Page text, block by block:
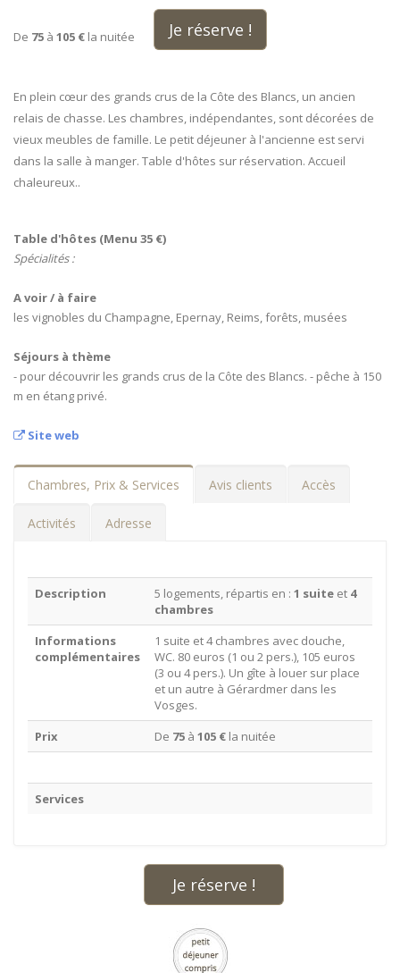
De 75 à 105 € la nuitée Je réserve !
En plein cœur des grands crus de la Côte des Blancs, un ancien
relais de chasse. Les chambres, indépendantes, sont décorées de
vieux meubles de famille. Le petit déjeuner à l'ancienne est servi
dans la salle à manger. Table d'hôtes sur réservation. Accueil
chaleureux..
Table d'hôtes (Menu 35 €)
Spécialités :
A voir / à faire
les vignobles du Champagne, Epernay, Reims, forêts, musées
Séjours à thème
- pour découvrir les grands crus de la Côte des Blancs. - pêche à 150
m en étang privé.
Site web
Chambres, Prix & Services Avis clients Accès
Activités Adresse
Description 5 logements, répartis en : 1 suite et 4
chambres
Informations
complémentaires
1 suite et 4 chambres avec douche,
WC. 80 euros (1 ou 2 pers.), 105 euros
(3 ou 4 pers.). Un gîte à louer sur place
et un autre à Gérardmer dans les
Vosges.
Prix
De 75 à 105 € la nuitée
Services
Je réserve !